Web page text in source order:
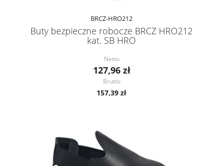
BRCZ-HRO212
Buty bezpieczne robocze BRCZ HRO212
kat. SB HRO
Netto
127,96 zł
Brutto
157,39 zł